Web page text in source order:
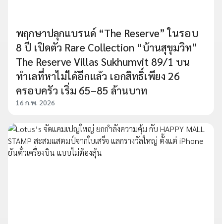
พฤกษาปลุกแบรนด์ “The Reserve” ในรอบ
8 ปี เปิดตัว Rare Collection “บ้านสุขุมวิท”
The Reserve Villas Sukhumvit 89/1 บน
ทำเลที่หาไม่ได้อีกแล้ว เอกสิทธิ์เพียง 26
ครอบครัว เริ่ม 65–85 ล้านบาท
16 ก.พ. 2026